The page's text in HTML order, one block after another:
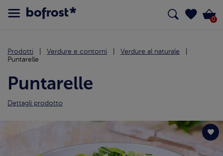
0
Prodotti Verdure e contorni
Verdure al naturale
Puntarelle
Puntarelle
Dettagli prodotto